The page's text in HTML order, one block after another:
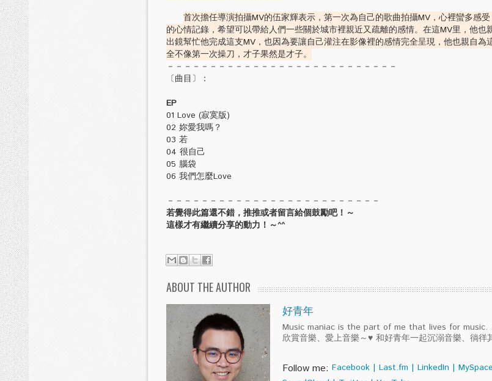
首次擔任導演拍攝MV的伍家輝表示，第一次為自己的歌曲拍攝MV，心裡蠻多感
的心情記錄，希望可以帶給人們一些關於城市裡親近又疏離的感情。在這MV里，他也
出鏡幫忙他完成這支MV，也因為要讓自己灌注在影像裡的感情完全呈現，他也親自為
全不像第一次操刀，才子果然是才子。
－－－－－－－－－－－－－－－－－－－－－－－－－－－
〔曲目〕：
EP
01 Love (寂寞版)
02 妳愛我嗎？
03 若
04 很自己
05 腦袋
06 我們怎麼Love
－－－－－－－－－－－－－－－－－－－－－－－－－
若覺得此篇還不錯，推推或者留言給個鼓勵吧！～
這樣才有繼續分享的動力！～^^
ABOUT THE AUTHOR
好青年
Music maniac is the part of me that lives for music.
欣賞音樂、愛上音樂～♥ 和好青年一起沉溺音樂、徜徉
Follow me: Facebook | Last.fm | LinkedIn | MySpace